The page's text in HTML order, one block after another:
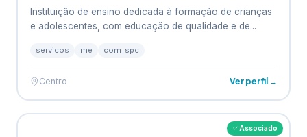
Instituição de ensino dedicada à formação de crianças
e adolescentes, com educação de qualidade e de...
servicos me com_spc
Centro Ver perfil →
Associado